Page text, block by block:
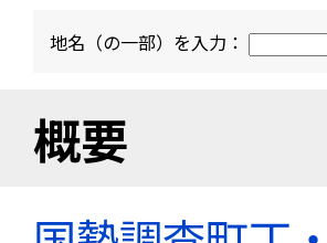
地名（の一部）を入力：
概要